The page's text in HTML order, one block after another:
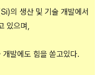
의 생산 및 기술 개발에서
있으며,
발에도 힘을 쏟고있다.